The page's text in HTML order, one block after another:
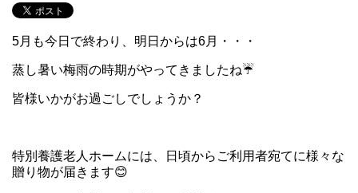
5月も今日で終わり、明日からは6月・・・
蒸し暑い梅雨の時期がやってきましたね☔
皆様いかがお過ごしでしょうか？
特別養護老人ホームには、日頃からご利用者宛てに様々な
贈り物が届きます😊